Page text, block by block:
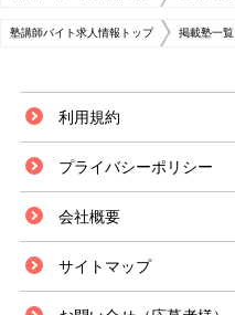
塾講師バイト求人情報トップ 掲載塾一覧
利用規約
プライバシーポリシー
会社概要
サイトマップ